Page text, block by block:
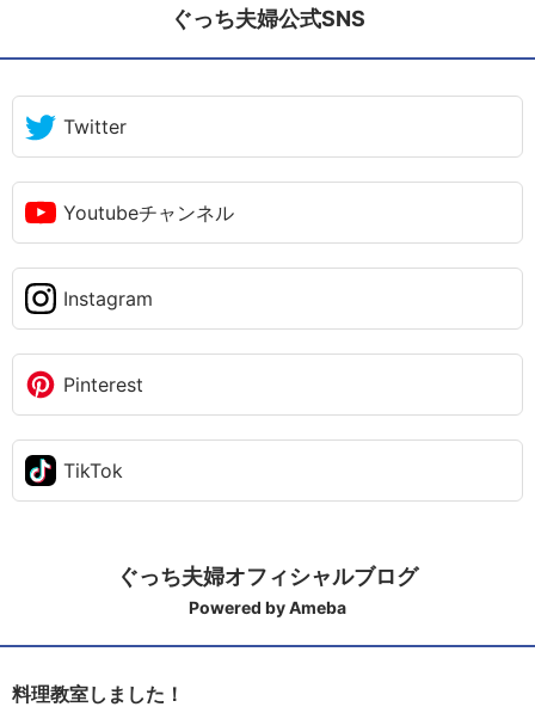
ぐっち夫婦公式SNS
Twitter
Youtubeチャンネル
Instagram
Pinterest
TikTok
ぐっち夫婦オフィシャルブログ
Powered by Ameba
料理教室しました！